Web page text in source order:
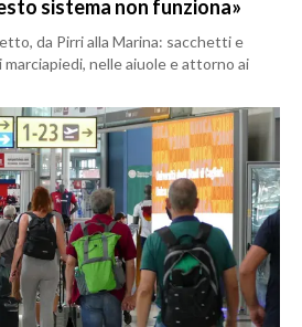
sistema non funziona»
da Pirri alla Marina: sacchetti e
nelle aiuole e attorno ai